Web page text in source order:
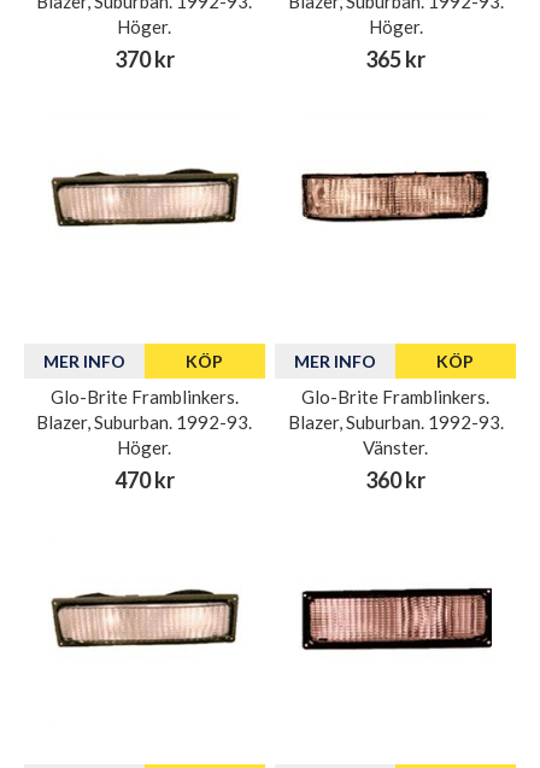
Höger.
370 kr
Höger.
365 kr
MER INFO KÖP
Glo-Brite Framblinkers.
Blazer, Suburban. 1992-93.
Höger.
470 kr
MER INFO KÖP
Glo-Brite Framblinkers.
Blazer, Suburban. 1992-93.
Vänster.
360 kr